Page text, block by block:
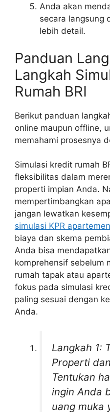
Anda akan
secara langsung
lebih detail.
Panduan
Langkah
Rumah BRI
Berikut panduan
online maupun offline,
memahami prosesnya
Simulasi kredit rumah
fleksibilitas dalam
properti impian Anda.
mempertimbangkan
jangan lewatkan
simulasi KPR apartemen
biaya dan skema
Anda bisa
komprehensif sebelum
rumah tapak atau
fokus pada simulasi
paling sesuai dengan
Anda.
Langkah 1:
Properti
Tentukan
ingin Anda
uang muka